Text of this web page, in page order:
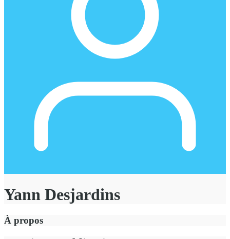
Yann Desjardins
À propos